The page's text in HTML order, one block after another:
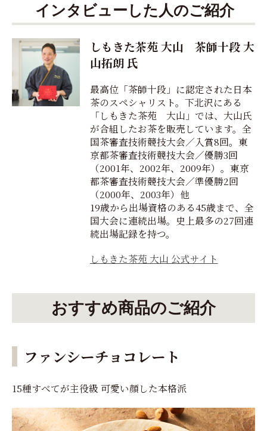
インタビューした人のご紹介
しもきた茶苑 大山 茶師十段 大
山拓朗 氏
最高位「茶師十段」に認定された日本
茶のスペシャリスト。下北沢にある
「しもきた茶苑 大山」では、大山氏
が合組したお茶を販売しています。全
国茶審査技術競技大会／入賞8回。東
京都茶審査技術競技大会／優勝3回
（2001年、2002年、2009年）。東京
都茶審査技術競技大会／準優勝2回
（2000年、2003年）他
19歳から出場資格のある45歳まで、全
国大会に連続出場。史上最多の27回連
続出場記録を持つ。
しもきた茶苑 大山 公式サイト
おすすめ商品のご紹介
ファンシーチョコレート
15種すべてが主役級 可愛い顔した本格派